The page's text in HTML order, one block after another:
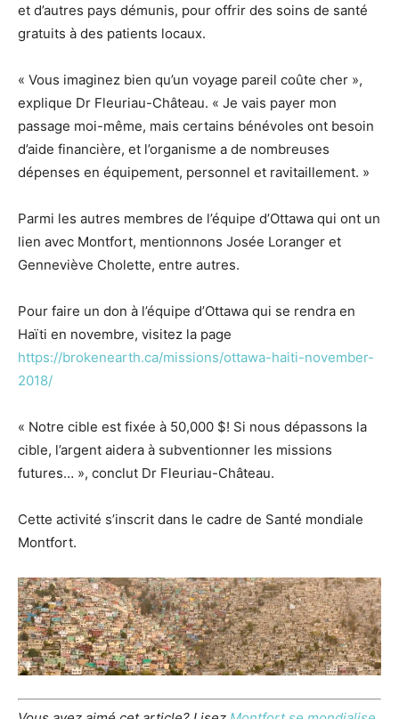
et d’autres pays démunis, pour offrir des soins de santé
gratuits à des patients locaux.
« Vous imaginez bien qu’un voyage pareil coûte cher »,
explique Dr Fleuriau-Château. « Je vais payer mon
passage moi-même, mais certains bénévoles ont besoin
d’aide financière, et l’organisme a de nombreuses
dépenses en équipement, personnel et ravitaillement. »
Parmi les autres membres de l’équipe d’Ottawa qui ont un
lien avec Montfort, mentionnons Josée Loranger et
Genneviève Cholette, entre autres.
Pour faire un don à l’équipe d’Ottawa qui se rendra en
Haïti en novembre, visitez la page
https://brokenearth.ca/missions/ottawa-haiti-november-
2018/
« Notre cible est fixée à 50,000 $! Si nous dépassons la
cible, l’argent aidera à subventionner les missions
futures… », conclut Dr Fleuriau-Château.
Cette activité s’inscrit dans le cadre de Santé mondiale
Montfort.